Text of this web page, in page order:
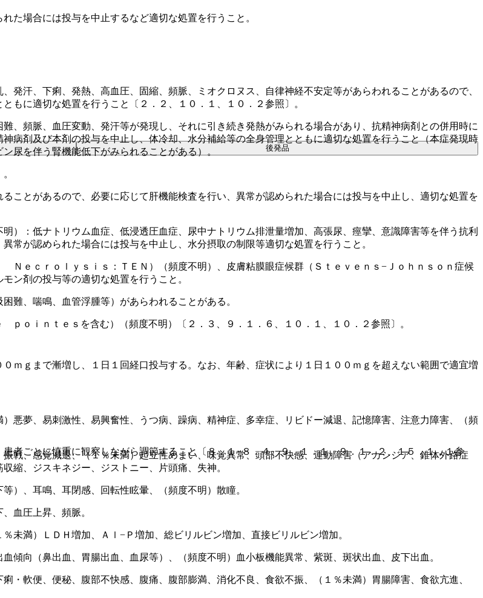
た場合には投与を中止するなど適切な処置を行うこと。
汗、下痢、発熱、高血圧、固縮、頻脈、ミオクロヌス、自律神経不安定等があらわれることがあるので、
もに適切な処置を行うこと〔２．２、１０．１、１０．２参照〕。
頻脈、血圧変動、発汗等が発現し、それに引き続き発熱がみられる場合があり、抗精神病剤との併用時に
病剤及び本剤の投与を中止し、体冷却、水分補給等の全身管理とともに適切な処置を行うこと（本症発現時
尿を伴う腎機能低下がみられることがある）。
とがあるので、必要に応じて肝機能検査を行い、異常が認められた場合には投与を中止し、適切な処置を
：低ナトリウム血症、低浸透圧血症、尿中ナトリウム排泄量増加、高張尿、痙攣、意識障害等を伴う抗利
常が認められた場合には投与を中止し、水分摂取の制限等適切な処置を行うこと。
ｅｃｒｏｌｙｓｉｓ：ＴＥＮ）（頻度不明）、皮膚粘膜眼症候群（Ｓｔｅｖｅｎｓ−Ｊｏｈｎｓｏｎ症候
ン剤の投与等の適切な処置を行うこと。
難、喘鳴、血管浮腫等）があらわれることがある。
ｏｉｎｔｅｓを含む）（頻度不明）〔２．３、９．１．６、１０．１、１０．２参照〕。
悪夢、易刺激性、易興奮性、うつ病、躁病、精神症、多幸症、リビドー減退、記憶障害、注意力障害、（頻
、感覚減退、（１％未満）起立性めまい、味覚異常、頭部不快感、運動障害（アカシジア、錐体外路症
縮、ジスキネジー、ジストニー、片頭痛、失神。
）、耳鳴、耳閉感、回転性眩暈、（頻度不明）散瞳。
血圧上昇、頻脈。
満）ＬＤＨ増加、Ａｌ−Ｐ増加、総ビリルビン増加、直接ビリルビン増加。
向（鼻出血、胃腸出血、血尿等）、（頻度不明）血小板機能異常、紫斑、斑状出血、皮下出血。
軟便、便秘、腹部不快感、腹痛、腹部膨満、消化不良、食欲不振、（１％未満）胃腸障害、食欲亢進、
後発品
ｍｇまで漸増し、１日１回経口投与する。なお、年齢、症状により１日１００ｍｇを超えない範囲で適宜増
者ごとに慎重に観察しながら調節すること〔８．１−８．４、９．１．１、９．１．２、１５．１．１参